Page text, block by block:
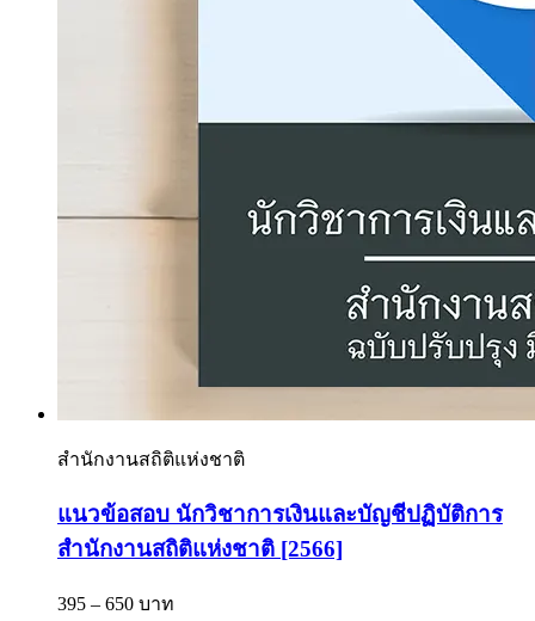
สำนักงานสถิติแห่งชาติ
แนวข้อสอบ นักวิชาการเงินและบัญชีปฏิบัติการ
สำนักงานสถิติแห่งชาติ [2566]
395 – 650 บาท